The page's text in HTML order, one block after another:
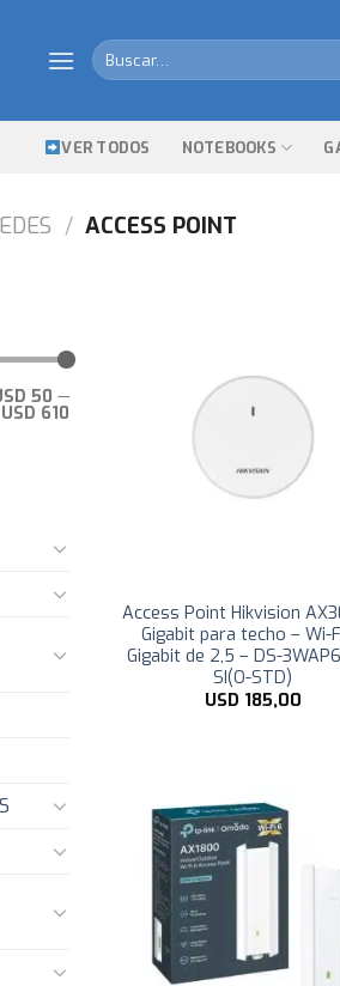
Buscar
por:
VER TODOS NOTEBOOKS
/ ACCESS POINT
50 —
USD 610
Access Point Hikvision
Gigabit para techo – Wi-
Gigabit de 2,5 – DS-
SI(O-STD)
USD 185,00